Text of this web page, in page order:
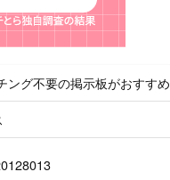
ング不要の掲示板がおすすめ